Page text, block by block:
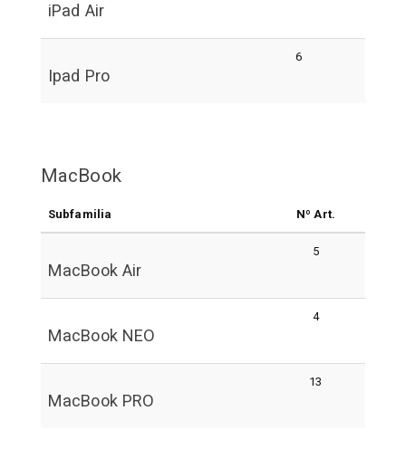
iPad Air
Ipad Pro
6
MacBook
Subfamilia Nº Art.
MacBook Air
5
MacBook NEO
4
MacBook PRO
13